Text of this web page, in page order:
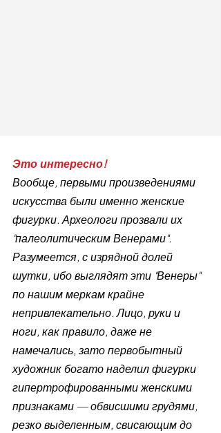
Это интересно!
Вообще, первыми произведениями
искусства были именно женские
фигурки. Археологи прозвали их
"палеолитическим Венерами".
Разумеется, с изрядной долей
шутки, ибо выглядят эти "Венеры"
по нашим меркам крайне
непривлекательно. Лицо, руки и
ноги, как правило, даже не
намечались, зато первобытный
художник богато наделил фигурки
гипертрофированными женскими
признаками — обвисшими грудями,
резко выделенным, свисающим до